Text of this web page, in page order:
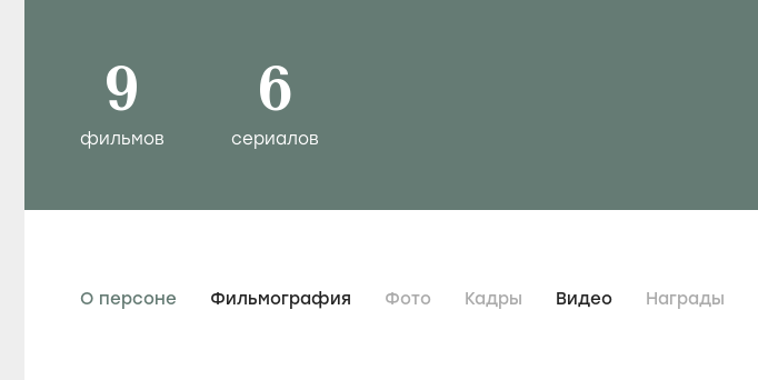
9
фильмов
6
сериалов
О персоне Фильмография Фото Кадры Видео Награды